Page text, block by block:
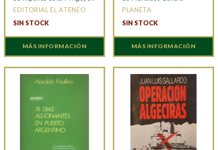
EDITORIAL EL ATENEO
SIN STOCK
MÁS INFORMACIÓN
PLANETA
SIN STOCK
MÁS INFORMACIÓN